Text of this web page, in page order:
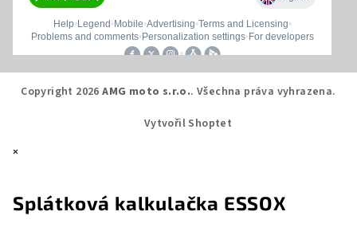
Copyright 2026AMG moto s.r.o.. Všechna práva vyhrazena.
Vytvořil Shoptet
×
Splátková kalkulačka ESSOX